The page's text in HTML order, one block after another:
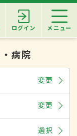
ログイン メニュー
病院
変更
変更
選択